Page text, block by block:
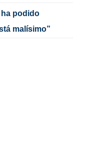
ha podido
malísimo”